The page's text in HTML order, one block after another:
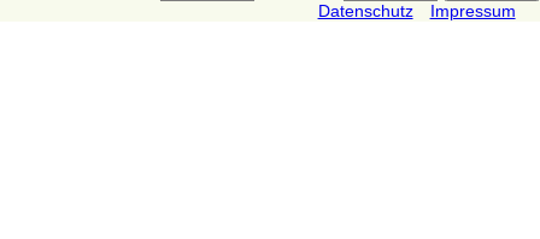
Datenschutz
Impressum